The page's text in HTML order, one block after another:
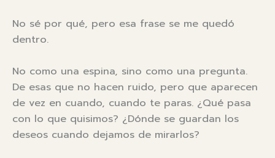
No sé por qué, pero esa frase se me quedó
dentro.
No como una espina, sino como una pregunta.
De esas que no hacen ruido, pero que aparecen
de vez en cuando, cuando te paras. ¿Qué pasa
con lo que quisimos? ¿Dónde se guardan los
deseos cuando dejamos de mirarlos?